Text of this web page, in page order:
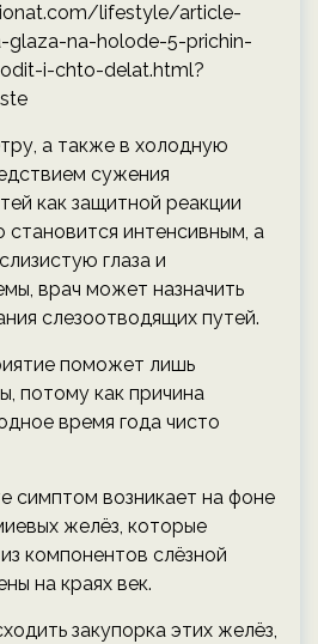
lifestyle/article-
glaza-na-holode-5-prichin-
i-chto-delat.html?
а также в холодную
сужения
как защитной реакции
становится интенсивным, а
глаза и
врач может назначить
слезоотводящих путей.
поможет лишь
потому как причина
время года чисто
симптом возникает на фоне
желёз, которые
компонентов слёзной
на краях век.
закупорка этих желёз,